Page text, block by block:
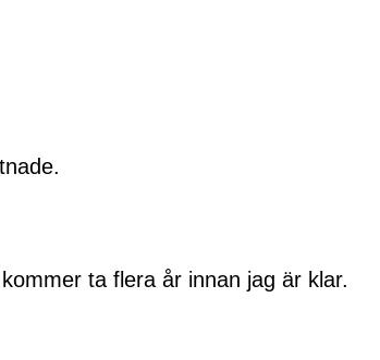
ta flera år innan jag är klar.